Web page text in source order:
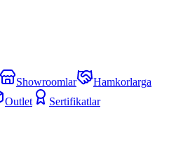
Showroomlar
Hamkorlarga
Outlet
Sertifikatlar